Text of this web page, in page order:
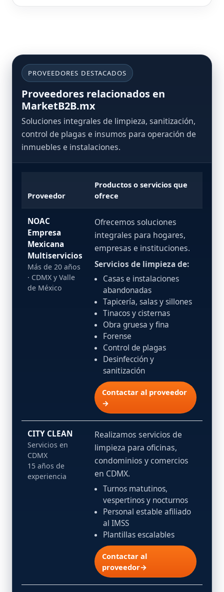
PROVEEDORES DESTACADOS
Proveedores relacionados en
MarketB2B.mx
Soluciones integrales de limpieza, sanitización,
control de plagas e insumos para operación de
inmuebles e instalaciones.
Proveedor
Productos o servicios que
ofrece
NOAC
Empresa
Mexicana
Multiservicios
Más de 20 años
· CDMX y Valle
de México
Ofrecemos soluciones
integrales para hogares,
empresas e instituciones.
Servicios de limpieza de:
Casas e instalaciones
abandonadas
Tapicería, salas y sillones
Tinacos y cisternas
Obra gruesa y fina
Forense
Control de plagas
Desinfección y
sanitización
Contactar al proveedor
→
CITY CLEAN
Servicios en
CDMX
15 años de
experiencia
Realizamos servicios de
limpieza para oficinas,
condominios y comercios
en CDMX.
Turnos matutinos,
vespertinos y nocturnos
Personal estable afiliado
al IMSS
Plantillas escalables
Contactar al
proveedor→